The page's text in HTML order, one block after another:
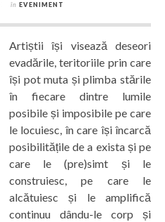
în EVENIMENT
Artiștii își visează deseori
evadările, teritoriile prin care
își pot muta și plimba stările
în fiecare dintre lumile
posibile și imposibile pe care
le locuiesc, în care își încarcă
posibilitățile de a exista și pe
care le (pre)simt și le
construiesc, pe care le
alcătuiesc și le amplifică
continuu dându-le corp și